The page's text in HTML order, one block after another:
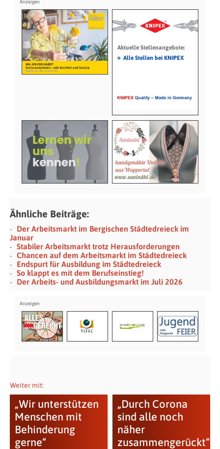
Aktuelle Stellenangebote:
» Alle Stellen bei KNIPEX
Ähnliche Beiträge:
Der Arbeitsmarkt im Bergischen Städtedreieck im
Januar
Stabiler Arbeitsmarkt trotz Herausforderungen
Chancen auf dem Arbeitsmarkt im Städtedreieck
Endspurt für Ausbildung im Städtedreieck
So klappt es mit dem Berufseinstieg!
Der Arbeits- und Ausbildungsmarkt im Juli 2026
Weiter mit:
„Wir unterstützen
Menschen mit
Behinderung
gerne“
„Durch Corona
sind alle noch
näher
zusammengerückt“